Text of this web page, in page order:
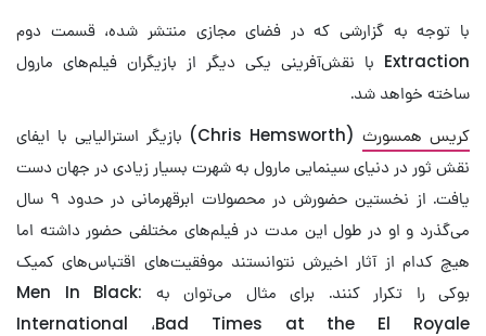
با توجه به گزارشی که در فضای مجازی منتشر شده، قسمت دوم
Extraction با نقش‌آفرینی یکی دیگر از بازیگران فیلم‌های مارول
ساخته خواهد شد.
کریس همسورث
(Chris Hemsworth) بازیگر استرالیایی با ایفای
نقش ثور در دنیای سینمایی مارول به شهرت بسیار زیادی در جهان دست
یافت. از نخستین حضورش در محصولات ابرقهرمانی در حدود ۹ سال
می‌گذرد و او در طول این مدت در فیلم‌های مختلفی حضور داشته اما
هیچ کدام از آثار اخیرش نتوانستند موفقیت‌های اقتباس‌های کمیک
بوکی را تکرار کنند. برای مثال می‌توان به Men In Black:
International ،Bad Times at the El Royale